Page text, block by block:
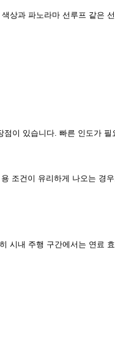
상과 파노라마 선루프 같은
이 있습니다. 빠른 인도가 필
조건이 유리하게 나오는 경
시내 주행 구간에서는 연료